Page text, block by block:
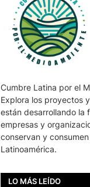
Cumbre Latina por el
Explora los proyectos
están desarrollando la
empresas y
conservan y
Latinoamérica.
LO MÁS LEÍDO